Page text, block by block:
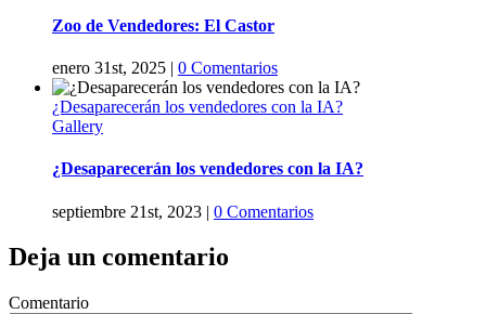
Zoo de Vendedores: El Castor
enero 31st, 2025 | 0 Comentarios
¿Desaparecerán los vendedores con la IA?
Gallery
¿Desaparecerán los vendedores con la IA?
septiembre 21st, 2023 | 0 Comentarios
Deja un comentario
Comentario